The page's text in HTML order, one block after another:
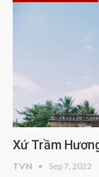
Xứ Trầm
TVN Sep 7, 2022